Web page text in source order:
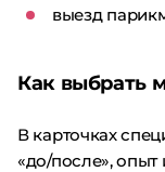
выезд
Как выбрать
В карточках
«до/после»,